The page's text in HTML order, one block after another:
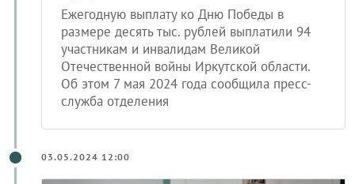
Ежегодную выплату ко Дню Победы в
размере десять тыс. рублей выплатили 94
участникам и инвалидам Великой
Отечественной войны Иркутской области.
Об этом 7 мая 2024 года сообщила пресс-
служба отделения
03.05.2024 12:00